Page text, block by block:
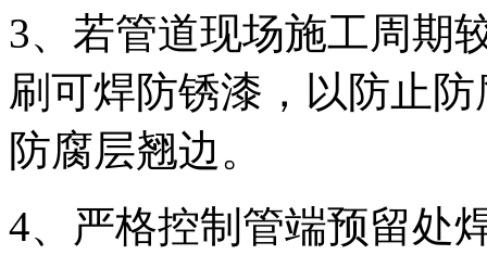
3、若管道现场施工周期
刷可焊防锈漆，以防止
防腐层翘边。
4、严格控制管端预留处